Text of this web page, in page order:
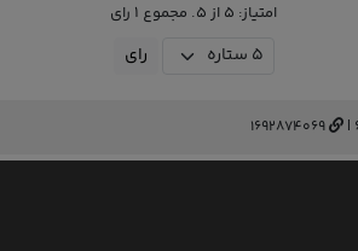
امتیاز: 5 از 5. مجموع 1 رای
1692874069